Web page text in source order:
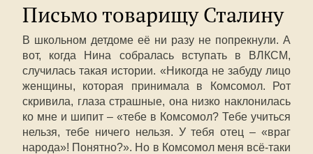
Письмо товарищу Сталину
В школьном детдоме её ни разу не попрекнули. А
вот, когда Нина собралась вступать в ВЛКСМ,
случилась такая истории. «Никогда не забуду лицо
женщины, которая принимала в Комсомол. Рот
скривила, глаза страшные, она низко наклонилась
ко мне и шипит – «тебе в Комсомол? Тебе учиться
нельзя, тебе ничего нельзя. У тебя отец – «враг
народа»! Понятно?». Но в Комсомол меня всё-таки